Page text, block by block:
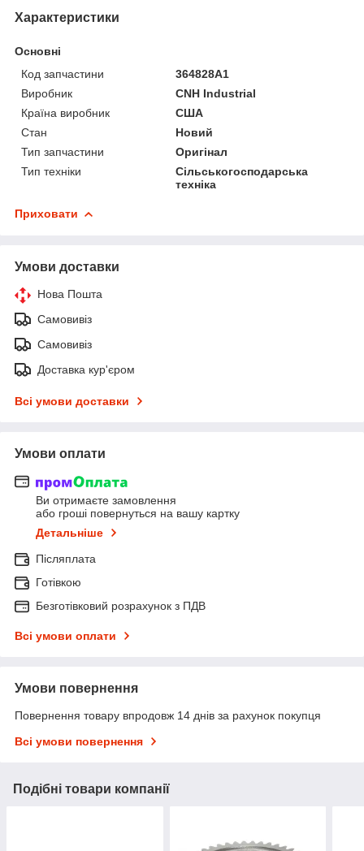
Характеристики
Основні
Код запчастини
364828A1
Виробник
CNH Industrial
Країна виробник
США
Стан
Новий
Тип запчастини
Оригінал
Тип техніки
Сільськогосподарська
техніка
Приховати
Умови доставки
Нова Пошта
Самовивіз
Самовивіз
Доставка кур'єром
Всі умови доставки
Умови оплати
Ви отримаєте замовлення
або гроші повернуться на вашу картку
Детальніше
Післяплата
Готівкою
Безготівковий розрахунок з ПДВ
Всі умови оплати
Умови повернення
Повернення товару впродовж 14 днів за рахунок покупця
Всі умови повернення
Подібні товари компанії